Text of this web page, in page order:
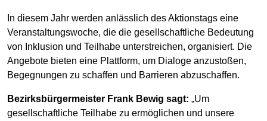
In diesem Jahr werden anlässlich des Aktionstags eine
Veranstaltungswoche, die die gesellschaftliche Bedeutung
von Inklusion und Teilhabe unterstreichen, organisiert. Die
Angebote bieten eine Plattform, um Dialoge anzustoßen,
Begegnungen zu schaffen und Barrieren abzuschaffen.
Bezirksbürgermeister Frank Bewig sagt: „Um
gesellschaftliche Teilhabe zu ermöglichen und unsere